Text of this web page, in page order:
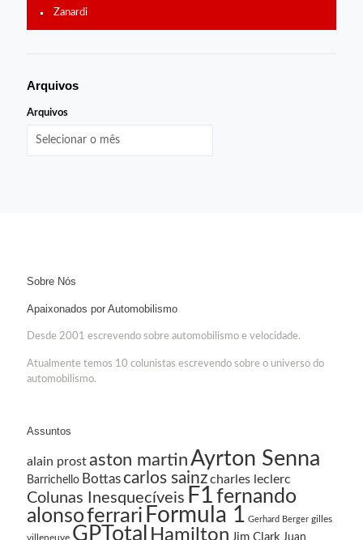
Zanardi
Arquivos
Arquivos
Sobre Nós
Apaixonados por Automobilismo
Desde 2001 escrevendo sobre automobilismo e velocidade.
Atualmente temos 10 colunistas escrevendo sobre o universo do
automobilismo.
Assuntos
alain prostaston martinAyrton Senna
Barrichello Bottas carlos sainzcharles leclerc
Colunas Inesquecíveis F1 fernando
alonsoferrari Formula 1 Gerhard Berger gilles
villeneuve GPTotal Hamilton Jim Clark Juan